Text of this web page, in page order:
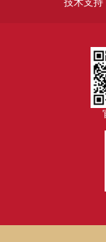
技术支持